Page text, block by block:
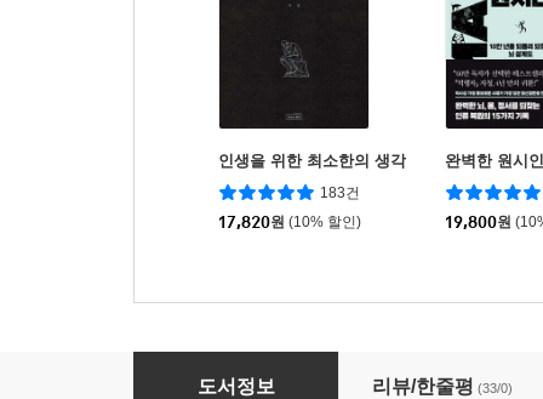
인생을 위한 최소한의 생각
183건
17,820원 (10% 할인)
완벽한 원시인
19,800원
오밀조밀 마을 사전
도서정보 리뷰/한줄평 (33/0)